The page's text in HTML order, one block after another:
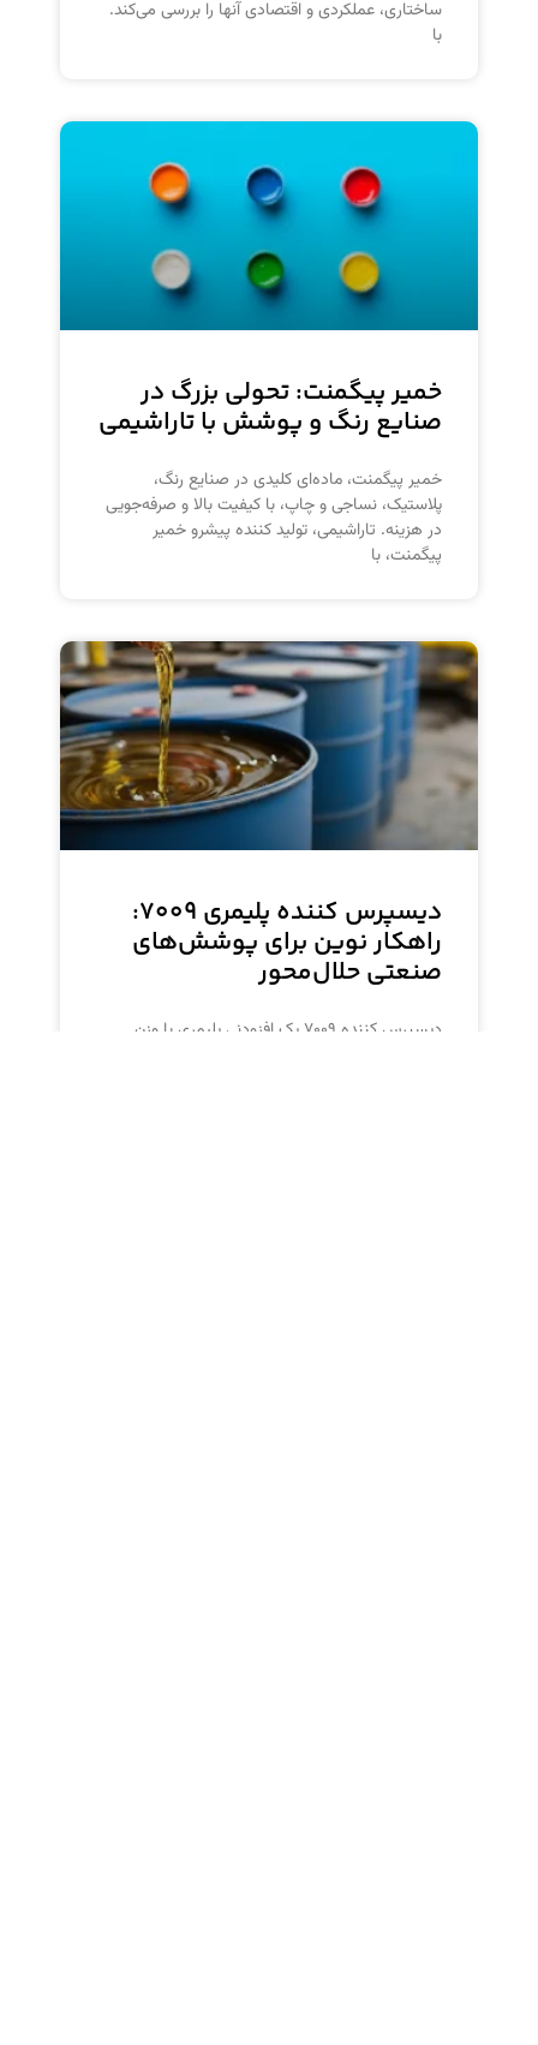
ساختاری، عملکردی و اقتصادی آنها را بررسی می‌کند.
با
خمیر پیگمنت: تحولی بزرگ در
صنایع رنگ و پوشش با تاراشیمی
خمیر پیگمنت، ماده‌ای کلیدی در صنایع رنگ،
پلاستیک، نساجی و چاپ، با کیفیت بالا و صرفه‌جویی
در هزینه. تاراشیمی، تولید کننده پیشرو خمیر
پیگمنت، با
دیسپرس کننده پلیمری ۷۰۰۹:
راهکار نوین برای پوشش‌های
صنعتی حلال‌محور
دیسپرس کننده ۷۰۰۹ یک افزودنی پلیمری با وزن